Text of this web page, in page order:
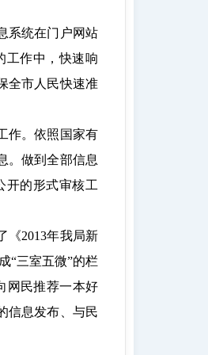
系统在门户网站
工作中，快速响
全市人民快速准
作。依照国家有
。做到全部信息
开的形式审核工
《2013年我局新
“三室五微”的栏
网民推荐一本好
信息发布、与民